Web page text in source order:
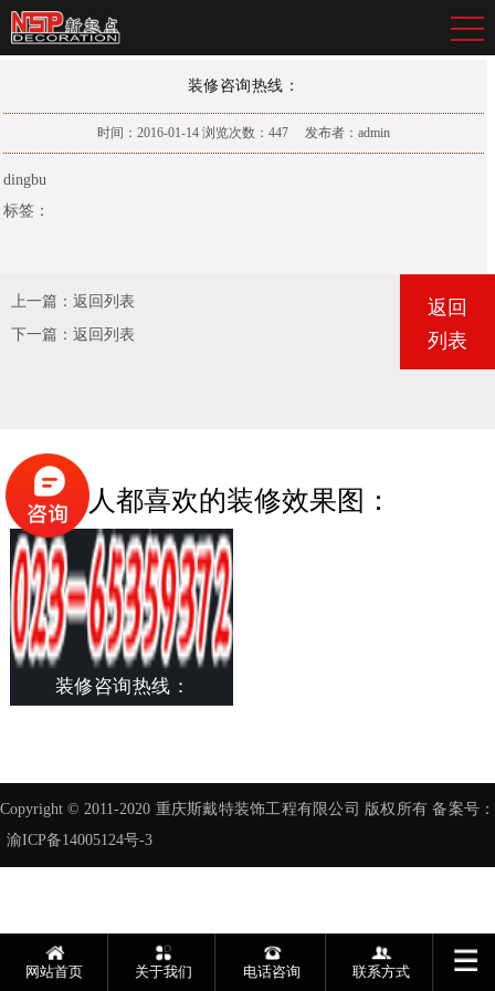
装修咨询热线：
时间：2016-01-14浏览次数： 447 发布者：admin
dingbu
标签：
上一篇： 返回列表
下一篇： 返回列表
返回
列表
95%的人都喜欢的装修效果图：
装修咨询热线：
Copyright © 2011-2020 重庆斯戴特装饰工程有限公司 版权所有 备案号：
渝ICP备14005124号-3
网站首页 关于我们 电话咨询 联系方式